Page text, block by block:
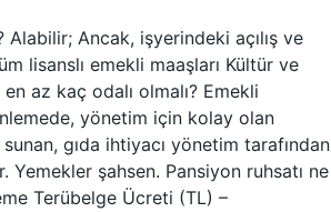
Ancak, işyerindeki açılış ve
lisanslı emekli maaşları Kültür ve
az kaç odalı olmalı? Emekli
yönetim için kolay olan
gıda ihtiyacı yönetim tarafından
Yemekler şahsen. Pansiyon ruhsatı ne
Terübelge Ücreti (TL) –